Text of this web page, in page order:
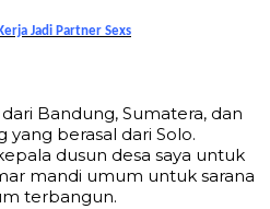
Jadi Partner Sexs
Bandung, Sumatera, dan
yang berasal dari Solo.
dusun desa saya untuk
mandi umum untuk sarana
terbangun.